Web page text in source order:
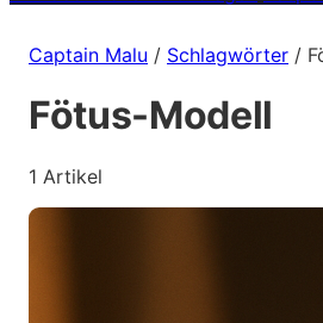
Captain Malu / Schlagwörter /
Fötus-Modell
1 Artikel